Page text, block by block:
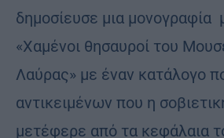
δημοσίευσε μια μονογραφία
«Χαμένοι θησαυροί του
Λαύρας» με έναν κατάλογο
αντικειμένων που η
μετέφερε από τα κεφάλαια